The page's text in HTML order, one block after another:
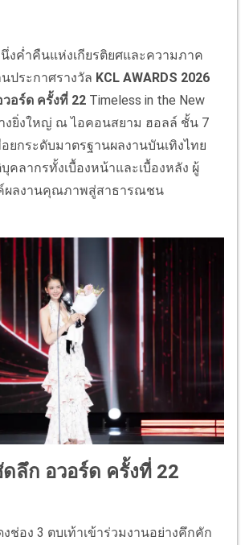
นึ่งค่ำคืนแห่งเกียรติยศและความภาค
ประกาศรางวัล KCL AWARDS 2026
อร์ด ครั้งที่ 22 Timeless in the New
งยิ่งใหญ่ ณ ไอคอนสยาม ฮอลล์ ชั้น 7
ยกระดับมาตรฐานผลงานบันเทิงไทย
คลากรทั้งเบื้องหน้าและเบื้องหลัง ผู้
ผลงานคุณภาพสู่สาธารณชน
ลึก อวอร์ด ครั้งที่ 22
ช่อง 3 ตบเท้าเข้าร่วมงานอย่างคึกคัก